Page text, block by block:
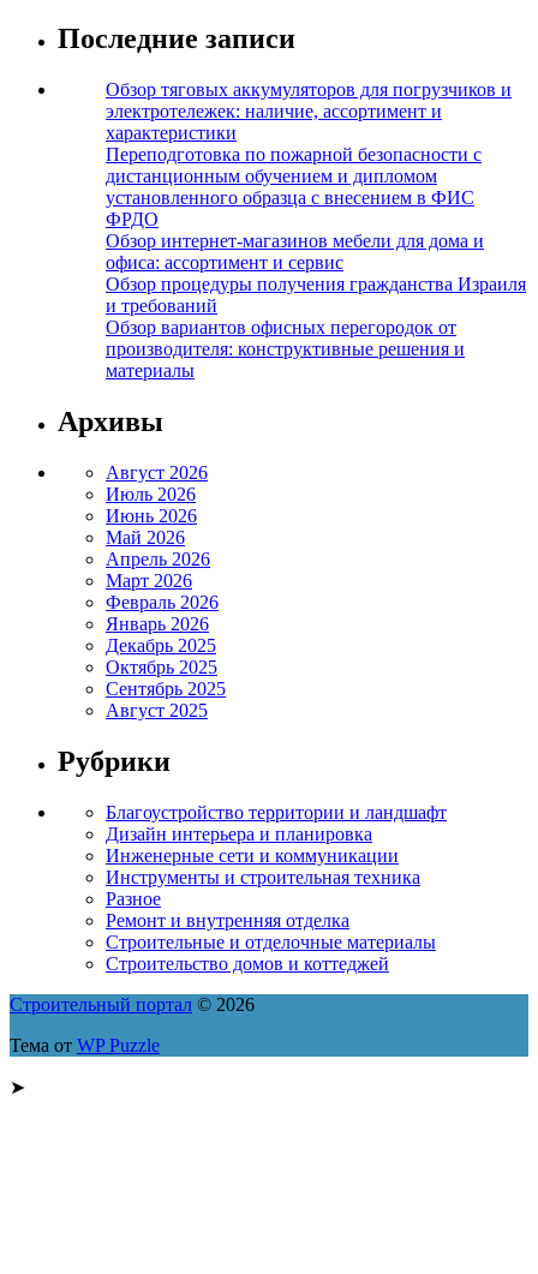
Последние записи
Обзор тяговых аккумуляторов для погрузчиков и
электротележек: наличие, ассортимент и
характеристики
Переподготовка по пожарной безопасности с
дистанционным обучением и дипломом
установленного образца с внесением в ФИС
ФРДО
Обзор интернет-магазинов мебели для дома и
офиса: ассортимент и сервис
Обзор процедуры получения гражданства Израиля
и требований
Обзор вариантов офисных перегородок от
производителя: конструктивные решения и
материалы
Архивы
Август 2026
Июль 2026
Июнь 2026
Май 2026
Апрель 2026
Март 2026
Февраль 2026
Январь 2026
Декабрь 2025
Октябрь 2025
Сентябрь 2025
Август 2025
Рубрики
Благоустройство территории и ландшафт
Дизайн интерьера и планировка
Инженерные сети и коммуникации
Инструменты и строительная техника
Разное
Ремонт и внутренняя отделка
Строительные и отделочные материалы
Строительство домов и коттеджей
Строительный портал © 2026
Тема от WP Puzzle
➤